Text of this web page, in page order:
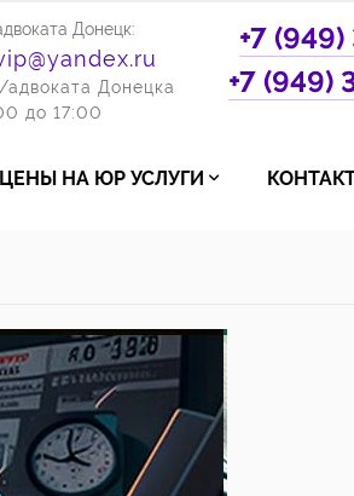
Донецк:
Донецка
до 17:00
+7 (949)
+7 (949)
ЦЕНЫ НА ЮР УСЛУГИ